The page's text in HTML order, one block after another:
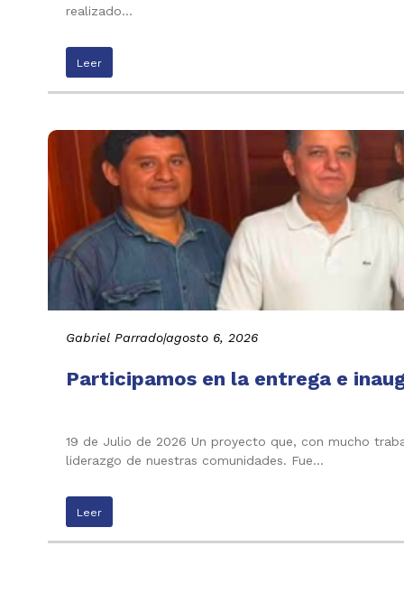
realizado…
Leer
Gabriel Parrado|agosto 6, 2026
Participamos en la entrega e
19 de Julio de 2026 Un proyecto que, con mucho
liderazgo de nuestras comunidades. Fue…
Leer